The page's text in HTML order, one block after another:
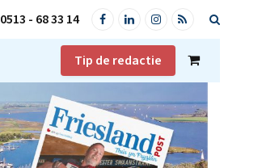
0513 - 68 33 14 FacebookLinkedInInstagram
RSS
Tip de redactie
Shopping
Cart